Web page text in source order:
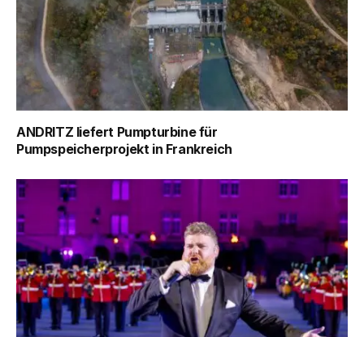
ANDRITZ liefert Pumpturbine für
Pumpspeicherprojekt in Frankreich